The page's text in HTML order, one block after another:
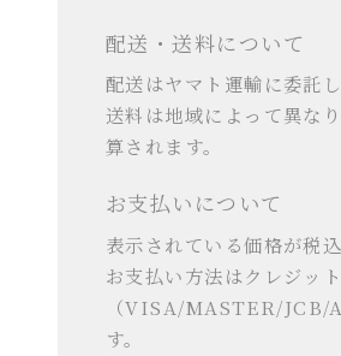
配送・送料について
配送はヤマト運輸に委託し
送料は地域によって異な
算されます。
お支払いについて
表示されている価格が税
お支払い方法はクレジッ
（VISA/MASTER/JCB/
す。